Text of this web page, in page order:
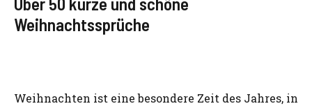
Weihnachtssprüche
Weihnachten ist eine besondere Zeit des Jahres, in